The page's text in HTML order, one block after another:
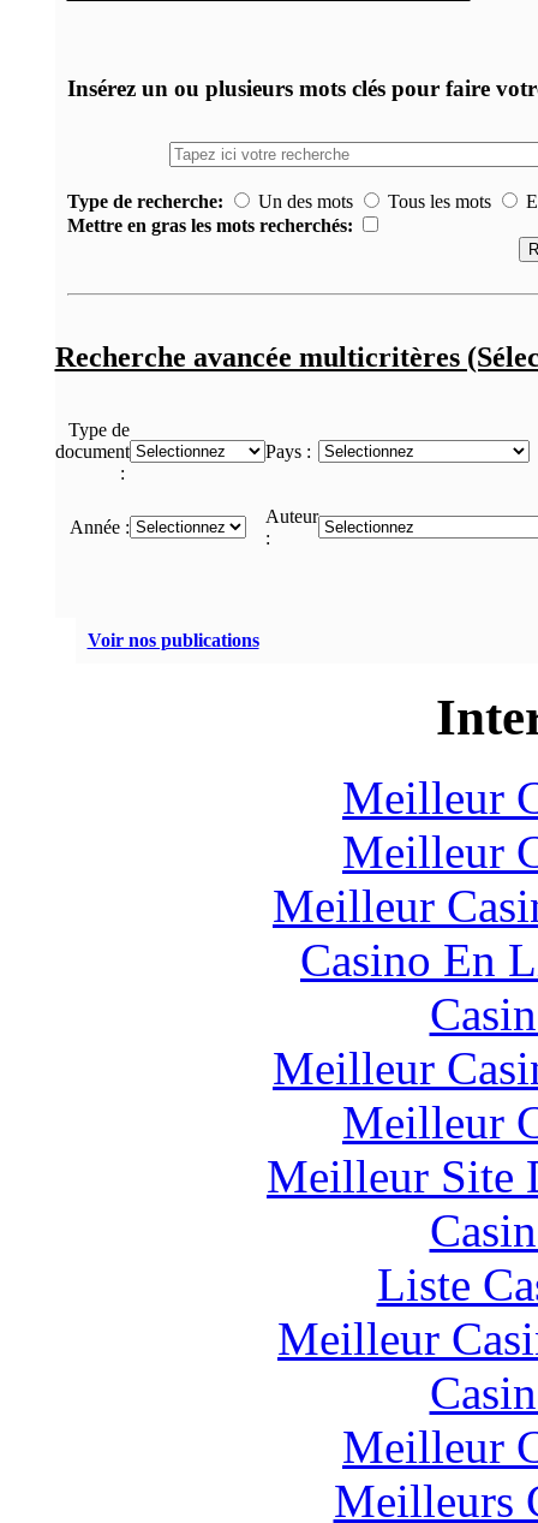
Insérez un ou plusieurs mots clés pour faire
Type de recherche: Un des mots Tous les mots
Mettre en gras les mots recherchés:
Recherche avancée multicritères
Type de
document
:
Pays :
Année :
Auteur
:
Voir nos publications
Meilleur
Meilleur
Meilleur
Casino En
Meilleur
Meilleur
Meilleur Site
Liste
Meilleur
Meilleur
Meilleurs